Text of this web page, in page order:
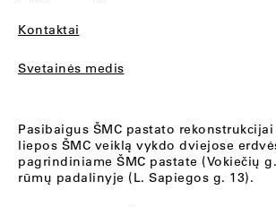
Kontaktai
Svetainės medis
Pasibaigus ŠMC pastato
liepos ŠMC veiklą vykdo dviejose
pagrindiniame ŠMC pastate (Vokiečių
rūmų padalinyje (L. Sapiegos g. 13).